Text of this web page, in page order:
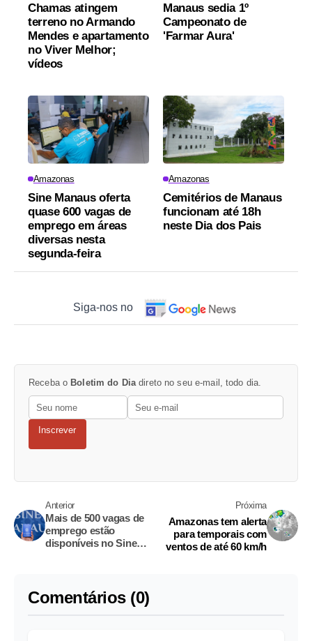
Chamas atingem
terreno no Armando
Mendes e apartamento
no Viver Melhor;
vídeos
Manaus sedia 1º
Campeonato de
'Farmar Aura'
Amazonas
Sine Manaus oferta
quase 600 vagas de
emprego em áreas
diversas nesta
segunda-feira
Amazonas
Cemitérios de Manaus
funcionam até 18h
neste Dia dos Pais
Siga-nos no
Receba o Boletim do Dia direto no seu e-mail, todo dia.
Inscrever
Anterior
Mais de 500 vagas de
emprego estão
disponíveis no Sine
Próxima
Amazonas tem alerta
para temporais com
ventos de até 60 km/h
Comentários (0)